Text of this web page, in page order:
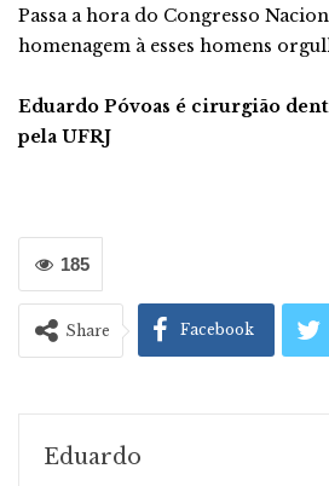
Passa a hora do Congresso
homenagem à esses homens
Eduardo Póvoas é cirurgião
pela UFRJ
185
Share Facebook
Eduardo